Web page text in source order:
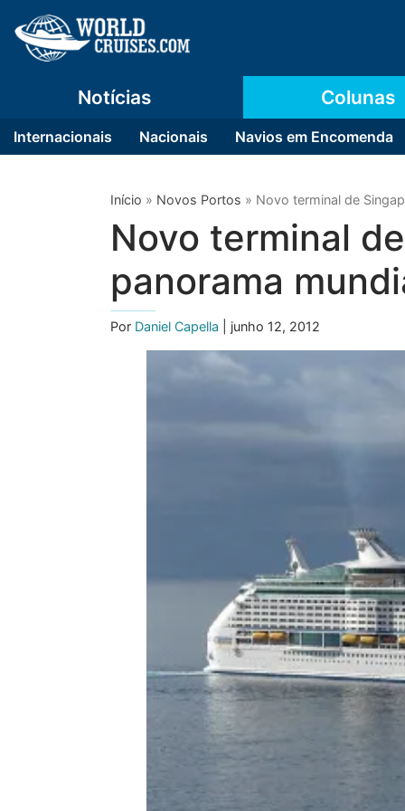
Notícias
Internacionais Nacionais Navios em Encomenda
Colunas
Início » Novos Portos » Novo terminal de
Novo terminal
panorama
Por Daniel Capella | junho 12, 2012